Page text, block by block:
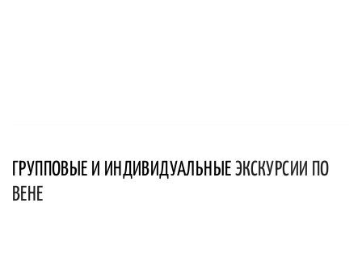
ГРУППОВЫЕ И ИНДИВИДУАЛЬНЫЕ ЭКСКУРСИИ ПО
ВЕНЕ